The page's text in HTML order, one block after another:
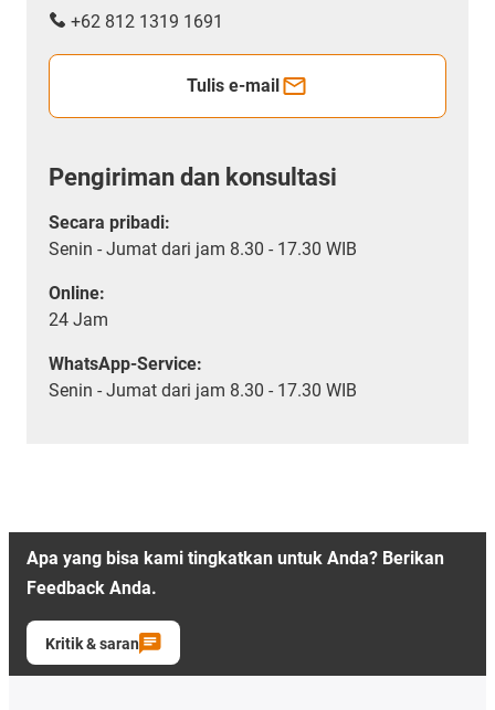
+62 812 1319 1691
Tulis e-mail
Pengiriman dan konsultasi
Secara pribadi:
Senin - Jumat dari jam 8.30 - 17.30 WIB
Online:
24 Jam
WhatsApp-Service:
Senin - Jumat dari jam 8.30 - 17.30 WIB
Apa yang bisa kami tingkatkan untuk Anda? Berikan
Feedback Anda.
Kritik & saran